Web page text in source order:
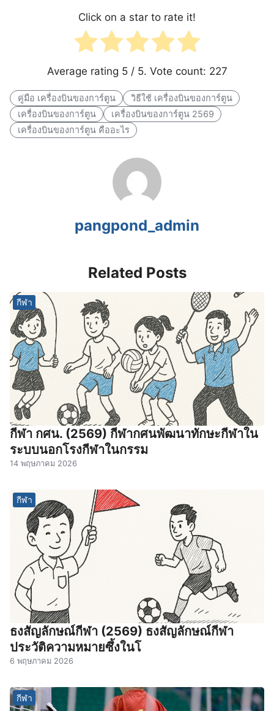
Click on a star to rate it!
Average rating 5/ 5. Vote count: 227
คู่มือ เครื่องบินของการ์ตูน
วิธีใช้ เครื่องบินของการ์ตูน
เครื่องบินของการ์ตูน
เครื่องบินของการ์ตูน 2569
เครื่องบินของการ์ตูน คืออะไร
pangpond_admin
Related Posts
กีฬา
กีฬา กศน. (2569) กีฬากศนพัฒนาทักษะกีฬาใน
ระบบนอกโรงกีฬาในกรรม
14 พฤษภาคม 2026
กีฬา
ธงสัญลักษณ์กีฬา (2569) ธงสัญลักษณ์กีฬา
ประวัติความหมายซึ้งในโ
6 พฤษภาคม 2026
กีฬา